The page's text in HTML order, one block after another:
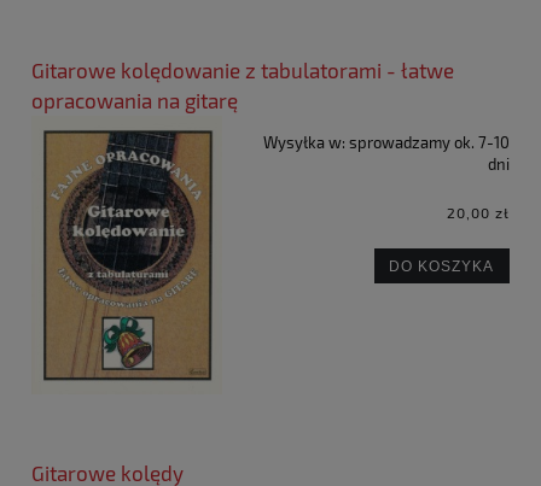
Gitarowe kolędowanie z tabulatorami - łatwe
opracowania na gitarę
Wysyłka w: sprowadzamy ok. 7-10
dni
20,00 zł
DO KOSZYKA
Gitarowe kolędy